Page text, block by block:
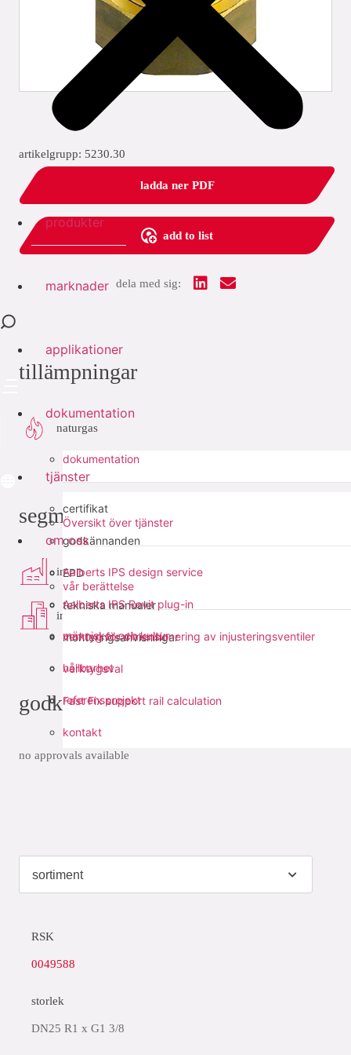
produkter
marknader
applikationer
dokumentation
dokumentation
certifikat
godkännanden
EPD
tekniska manualer
monteringsanvisningar
tjänster
Översikt över tjänster
Aalberts IPS design service
Aalberts IPS Revit plug-in
verktyg för dimensionering av injusteringsventiler
verktygsval
Fast Fix support rail calculation
om oss
vår berättelse
människor och kultur
hållbarhet
referensprojekt
kontakt
artikelgrupp: 5230.30
ladda ner PDF
add to list
dela med sig:
tillämpningar
naturgas
segment
industri
infra
godkännanden
no approvals available
RSK
0049588
storlek
DN25 R1 x G1 3/8